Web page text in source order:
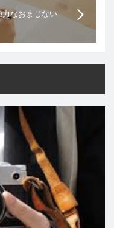
なおまじない